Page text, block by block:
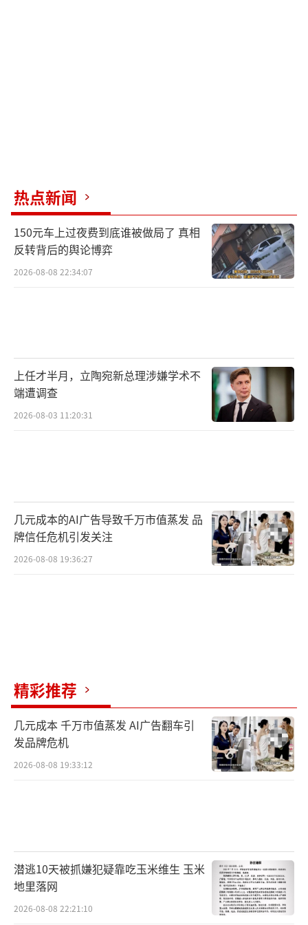
热点新闻
150元车上过夜费到底谁被做局了 真相
反转背后的舆论博弈
2026-08-08 22:34:07
上任才半月，立陶宛新总理涉嫌学术不
端遭调查
2026-08-03 11:20:31
几元成本的AI广告导致千万市值蒸发 品
牌信任危机引发关注
2026-08-08 19:36:27
精彩推荐
几元成本 千万市值蒸发 AI广告翻车引
发品牌危机
2026-08-08 19:33:12
潜逃10天被抓嫌犯疑靠吃玉米维生 玉米
地里落网
2026-08-08 22:21:10